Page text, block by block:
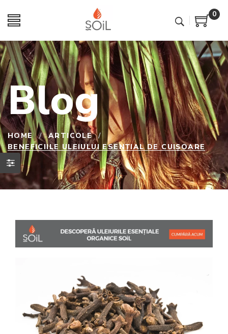
0
Blog
HOME / ARTICOLE
/
BENEFICIILE ULEIULUI ESENȚIAL DE CUIȘOARE